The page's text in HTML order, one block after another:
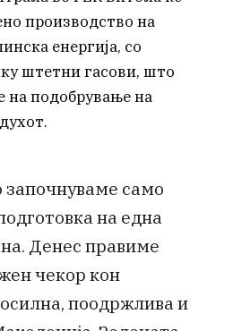
производство на
енергија, со
штетни гасови, што
на подобрување на
започнуваме само
на една
Денес правиме
чекор кон
поодржлива и